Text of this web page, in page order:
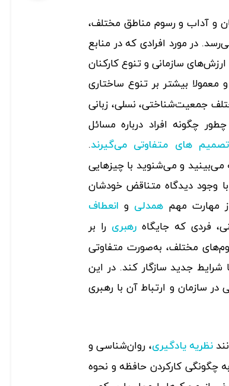
و آداب و رسوم مناطق مختلف،
در مورد افرادی که در منابع
سازمانی و تنوع کارکنان
معمولا بیشتر بر تنوع ساختاری
جمعیت‌شناختی، نسلی، زبانی
چگونه افراد درباره مسائل
تصمیم ‌های متفاوتی می‌گیرند.
می‌بینید و می‌شنوید با چیزهایی
وجود دیدگاه متناقض خودشان
از مهارت مهمهمدلی و انعطاف
فردی که جایگاه رهبری را بر
مختلف، به‌صورت متفاوتی
شرایط جدید سازگار کند. در این
سازمان و ارتباط آن با رهبری
نظریه یادگیری، روان‌شناسی و
چگونگی کارکردن حافظه و نحوه